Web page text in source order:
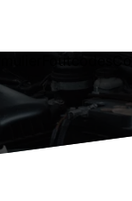
Foutcodes